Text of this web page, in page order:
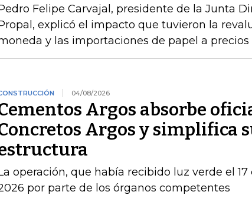
Felipe Carvajal, presidente de la Junta
explicó el impacto que tuvieron la
y las importaciones de papel a precios
04/08/2026
Argos absorbe
Argos y simplifica
operación, que había recibido luz verde el
por parte de los órganos competentes